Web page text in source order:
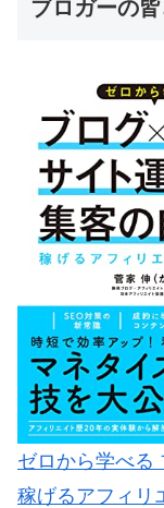
ブロガーの
ゼロから学べる
稼げるアフィリ